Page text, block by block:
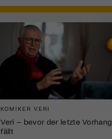
KOMIKER VERI
Veri – bevor der letzte Vorhang
fällt